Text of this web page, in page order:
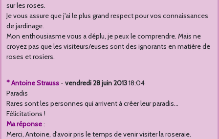
sur les roses.
Je vous assure que j'ai le plus grand respect pour vos connaissances
de jardinage.
Mon enthousiasme vous a déplu, je peux le comprendre. Mais ne
croyez pas que les visiteurs/euses sont des ignorants en matière de
roses et rosiers.
* Antoine Strauss - vendredi 28 juin 201318:04
Paradis
Rares sont les personnes qui arrivent à créer leur paradis...
Félicitations !
Ma réponse:
Merci, Antoine, d'avoir pris le temps de venir visiter la roseraie.